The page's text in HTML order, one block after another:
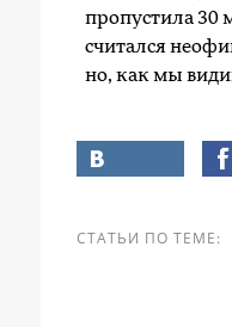
пропустила 30
считался
но, как мы
СТАТЬИ ПО ТЕМЕ: